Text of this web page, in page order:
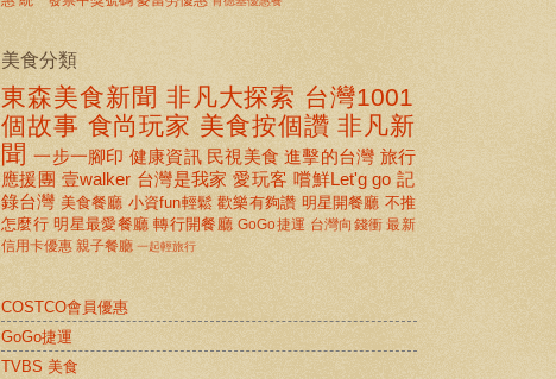
美食分類
東森美食新聞 非凡大探索 台灣1001
個故事 食尚玩家 美食按個讚 非凡新
聞 一步一腳印 健康資訊 民視美食 進擊的台灣 旅行
應援團 壹walker 台灣是我家 愛玩客 嚐鮮Let'g go 記
錄台灣 美食餐廳 小資fun輕鬆 歡樂有夠讚 明星開餐廳 不推
怎麼行 明星最愛餐廳 轉行開餐廳 GoGo捷運 台灣向錢衝 最新
信用卡優惠 親子餐廳 一起輕旅行
COSTCO會員優惠
GoGo捷運
TVBS 美食